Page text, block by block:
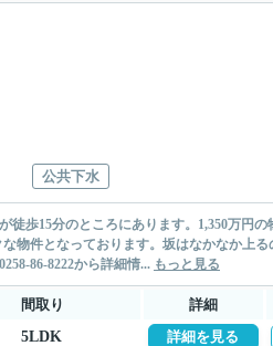
公共下水
歩15分のところにあります。1,350万円の
物件となっております。坂はなかなか上
86-8222から詳細情... もっと見る
間取り 詳細
5LDK 詳細を見る